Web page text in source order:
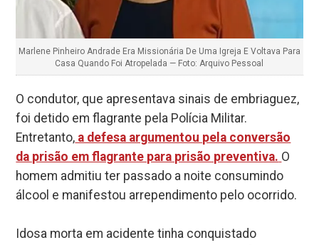
Marlene Pinheiro Andrade Era Missionária De Uma Igreja E Voltava Para
Casa Quando Foi Atropelada — Foto: Arquivo Pessoal
O condutor, que apresentava sinais de embriaguez,
foi detido em flagrante pela Polícia Militar.
Entretanto, a defesa argumentou pela conversão
da prisão em flagrante para prisão preventiva. O
homem admitiu ter passado a noite consumindo
álcool e manifestou arrependimento pelo ocorrido.
Idosa morta em acidente tinha conquistado